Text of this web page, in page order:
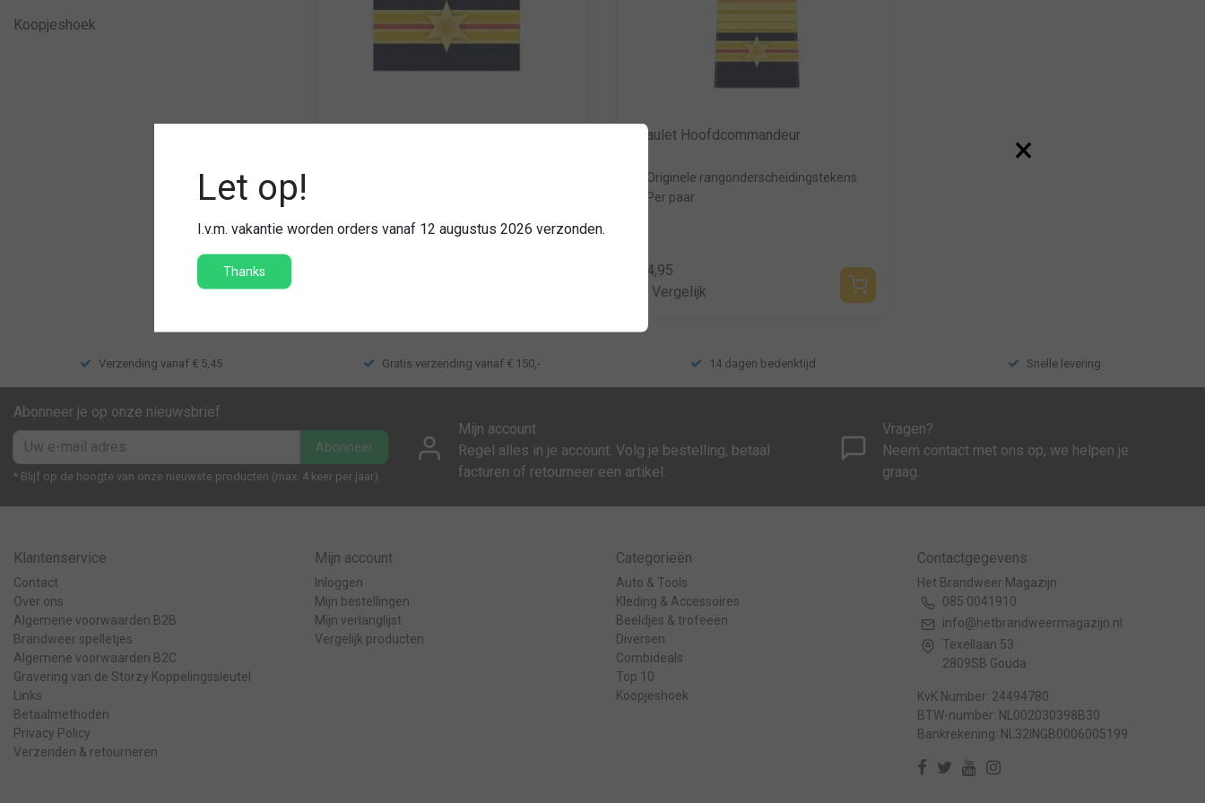
Koopjeshoek
Epaulet Hoofdcommandeur
Originele rangonderscheidingstekens
Per paar
€24,95
Vergelijk
Verzending vanaf € 5,45 Gratis verzending vanaf € 150,- 14 dagen bedenktijd Snelle levering
Abonneer je op onze nieuwsbrief
Abonneer
* Blijf op de hoogte van onze nieuwste producten (max. 4 keer per jaar)
Mijn account
Regel alles in je account. Volg je bestelling, betaal
facturen of retourneer een artikel.
Vragen?
Neem contact met ons op, we helpen je
graag.
Klantenservice
Contact
Over ons
Algemene voorwaarden B2B
Brandweer spelletjes
Algemene voorwaarden B2C
Gravering van de Storzy Koppelingssleutel
Links
Betaalmethoden
Privacy Policy
Verzenden & retourneren
Mijn account
Inloggen
Mijn bestellingen
Mijn verlanglijst
Vergelijk producten
Categorieën
Auto & Tools
Kleding & Accessoires
Beeldjes & trofeeën
Diversen
Combideals
Top 10
Koopjeshoek
Contactgegevens
Het Brandweer Magazijn
085 0041910
info@hetbrandweermagazijn.nl
Texellaan 53
2809SB Gouda
KvK Number: 24494780
BTW-number: NL002030398B30
Bankrekening: NL32INGB0006005199
×
Let op!
I.v.m. vakantie worden orders vanaf 12 augustus 2026 verzonden.
Thanks